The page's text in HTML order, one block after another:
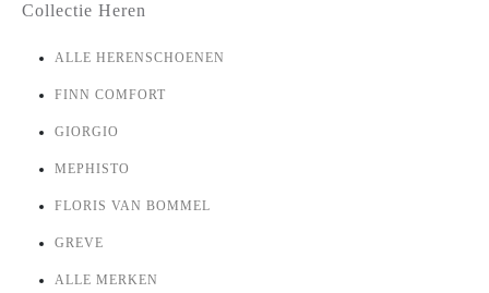
Collectie Heren
ALLE HERENSCHOENEN
FINN COMFORT
GIORGIO
MEPHISTO
FLORIS VAN BOMMEL
GREVE
ALLE MERKEN